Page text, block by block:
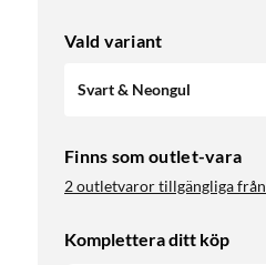
Vald variant
Svart & Neongul
Finns som outlet-vara
2 outletvaror tillgängliga från
Komplettera ditt köp